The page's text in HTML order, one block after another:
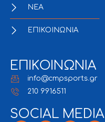
NEA
ΕΠΙΚΟΙΝΩΝΙΑ
ΕΠΙΚΟΙΝΩΝΙΑ
info@cmpsports.gr
210 9916511
SOCIAL MEDIA